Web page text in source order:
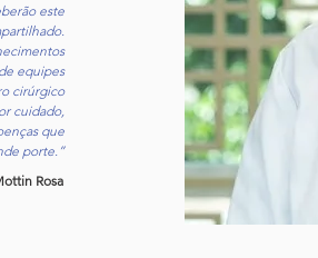
este
equipes
cirúrgico
cuidado,
que
porte.”
Rosa